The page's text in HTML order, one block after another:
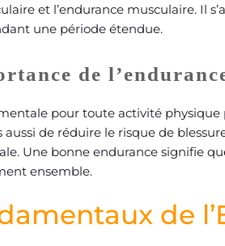
et l’endurance musculaire. Il
une période étendue.
de
pour toute activité
de réduire le risque de
Une bonne endurance signifie
ensemble.
de